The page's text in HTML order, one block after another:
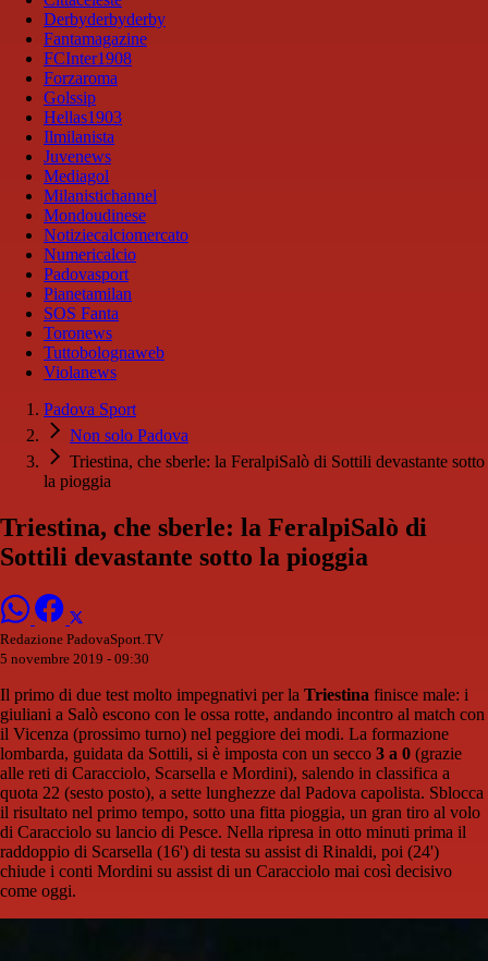
Derbyderbyderby
Fantamagazine
FCInter1908
Forzaroma
Golssip
Hellas1903
Ilmilanista
Juvenews
Mediagol
Milanistichannel
Mondoudinese
Notiziecalciomercato
Numericalcio
Padovasport
Pianetamilan
SOS Fanta
Toronews
Tuttobolognaweb
Violanews
Padova Sport
Non solo Padova
Triestina, che sberle: la FeralpiSalò di Sottili devastante sotto
la pioggia
Triestina, che sberle: la FeralpiSalò di
Sottili devastante sotto la pioggia
Redazione PadovaSport.TV
5 novembre 2019 - 09:30
Il primo di due test molto impegnativi per la Triestina finisce male: i
giuliani a Salò escono con le ossa rotte, andando incontro al match con
il Vicenza (prossimo turno) nel peggiore dei modi. La formazione
lombarda, guidata da Sottili, si è imposta con un secco 3 a 0 (grazie
alle reti di Caracciolo, Scarsella e Mordini), salendo in classifica a
quota 22 (sesto posto), a sette lunghezze dal Padova capolista. Sblocca
il risultato nel primo tempo, sotto una fitta pioggia, un gran tiro al volo
di Caracciolo su lancio di Pesce. Nella ripresa in otto minuti prima il
raddoppio di Scarsella (16') di testa su assist di Rinaldi, poi (24')
chiude i conti Mordini su assist di un Caracciolo mai così decisivo
come oggi.